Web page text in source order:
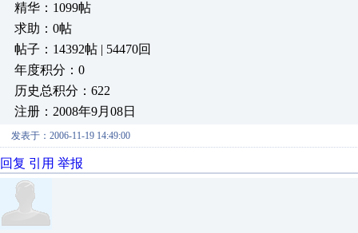
精华：1099帖
求助：0帖
帖子：14392帖 | 54470回
年度积分：0
历史总积分：622
注册：2008年9月08日
发表于：2006-11-19 14:49:00
回复 引用 举报